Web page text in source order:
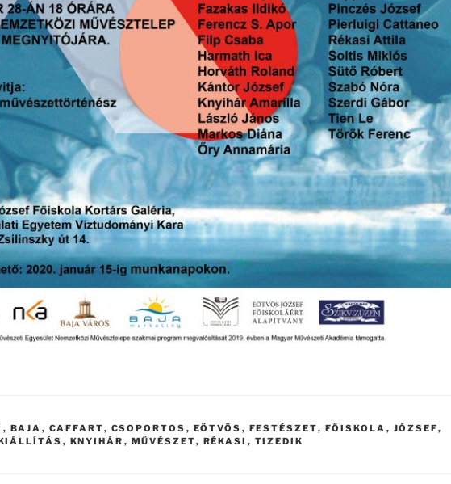
, BAJA , CAFFART, CSOPORTOS , EÖTVÖS , FESTÉSZET, FŐISKOLA , JÓZSEF,
, KNYIHÁR , MŰVÉSZET, RÉKASI , TIZEDIK